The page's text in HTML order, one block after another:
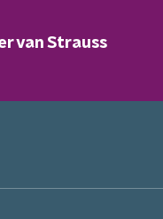
van Strauss